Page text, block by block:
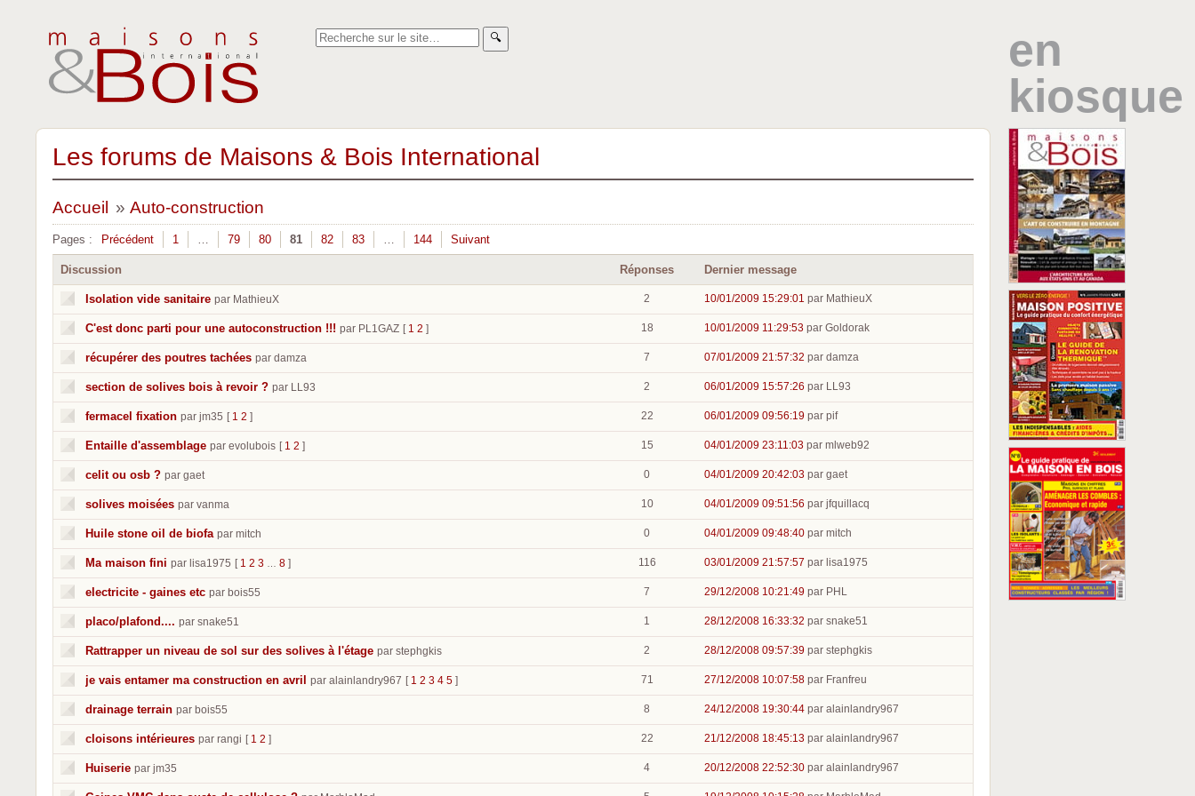
🔍︎
en
kiosque
Les forums de Maisons & Bois International
Accueil » Auto-construction
Pages : Précédent 1 … 79 80 81 82 83 … 144 Suivant
Discussion Réponses Dernier message
Isolation vide sanitaire par MathieuX 2 10/01/2009 15:29:01 par MathieuX
C'est donc parti pour une autoconstruction !!! par PL1GAZ [ 1 2 ] 18 10/01/2009 11:29:53 par Goldorak
récupérer des poutres tachées par damza 7 07/01/2009 21:57:32 par damza
section de solives bois à revoir ? par LL93 2 06/01/2009 15:57:26 par LL93
fermacel fixation par jm35 [ 1 2 ] 22 06/01/2009 09:56:19 par pif
Entaille d'assemblage par evolubois [ 1 2 ] 15 04/01/2009 23:11:03 par mlweb92
celit ou osb ? par gaet 0 04/01/2009 20:42:03 par gaet
solives moisées par vanma 10 04/01/2009 09:51:56 par jfquillacq
Huile stone oil de biofa par mitch 0 04/01/2009 09:48:40 par mitch
Ma maison fini par lisa1975 [ 1 2 3 8 ] 116 03/01/2009 21:57:57 par lisa1975
electricite - gaines etc par bois55 7 29/12/2008 10:21:49 par PHL
placo/plafond.... par snake51 1 28/12/2008 16:33:32 par snake51
Rattrapper un niveau de sol sur des solives à l'étage par stephgkis 2 28/12/2008 09:57:39 par stephgkis
je vais entamer ma construction en avril par alainlandry967 [ 1 2 3 4 5 ] 71 27/12/2008 10:07:58 par Franfreu
drainage terrain par bois55 8 24/12/2008 19:30:44 par alainlandry967
cloisons intérieures par rangi [ 1 2 ] 22 21/12/2008 18:45:13 par alainlandry967
Huiserie par jm35 4 20/12/2008 22:52:30 par alainlandry967